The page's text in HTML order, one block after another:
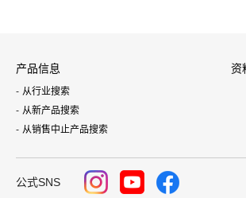
产品信息
从行业搜索
从新产品搜索
从销售中止产品搜索
资
公式SNS